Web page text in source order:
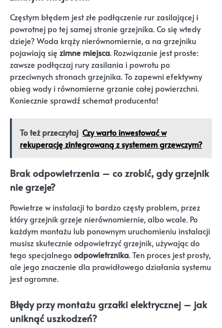
Częstym błędem jest złe podłączenie rur zasilającej i
powrotnej po tej samej stronie grzejnika. Co się wtedy
dzieje? Woda krąży nierównomiernie, a na grzejniku
pojawiają się zimne miejsca. Rozwiązanie jest proste:
zawsze podłączaj rury zasilania i powrotu po
przeciwnych stronach grzejnika. To zapewni efektywny
obieg wody i równomierne grzanie całej powierzchni.
Koniecznie sprawdź schemat producenta!
To też przeczytaj Czy warto inwestować w
rekuperację zintegrowaną z systemem grzewczym?
Brak odpowietrzenia – co zrobić, gdy grzejnik
nie grzeje?
Powietrze w instalacji to bardzo częsty problem, przez
który grzejnik grzeje nierównomiernie, albo wcale. Po
każdym montażu lub ponownym uruchomieniu instalacji
musisz skutecznie odpowietrzyć grzejnik, używając do
tego specjalnegoodpowietrznika. Ten proces jest prosty,
ale jego znaczenie dla prawidłowego działania systemu
jest ogromne.
Błędy przy montażu grzałki elektrycznej – jak
uniknąć uszkodzeń?